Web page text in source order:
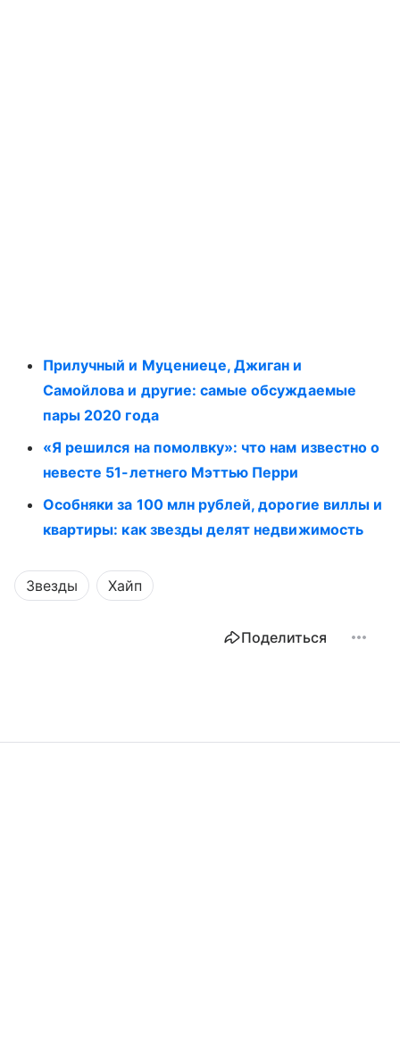
Прилучный и Муцениеце, Джиган и
Самойлова и другие: самые обсуждаемые
пары 2020 года
«Я решился на помолвку»: что нам известно о
невесте 51-летнего Мэттью Перри
Особняки за 100 млн рублей, дорогие виллы и
квартиры: как звезды делят недвижимость
Звезды Хайп
Поделиться